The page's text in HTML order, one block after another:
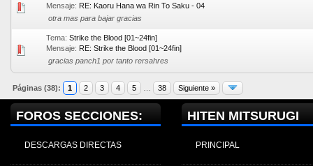
Mensaje: RE: Kaoru Hana wa Rin To Saku - 04
otra mas para bajar gracias
Tema: Strike the Blood [01~24fin]
Mensaje: RE: Strike the Blood [01~24fin]
gracias panch1 por tanto rersahres
Páginas (38): 1 2 3 4 5 38 Siguiente »
FOROS SECCIONES:
DESCARGAS DIRECTAS
HITEN MITSURUGI
PRINCIPAL